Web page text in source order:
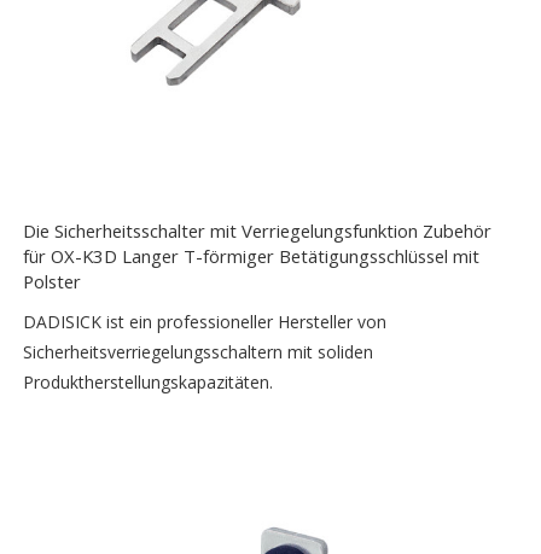
Die Sicherheitsschalter mit Verriegelungsfunktion Zubehör
für OX-K3D Langer T-förmiger Betätigungsschlüssel mit
Polster
DADISICK ist ein professioneller Hersteller von
Sicherheitsverriegelungsschaltern mit soliden
Produktherstellungskapazitäten.